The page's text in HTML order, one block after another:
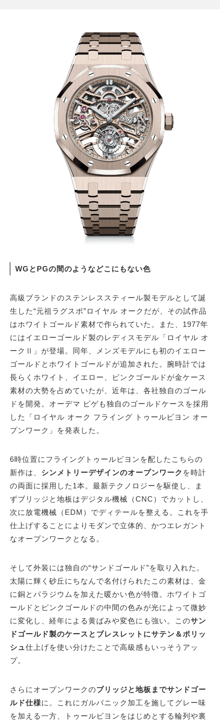
WGとPGの間のようなどこにもない色
高級ブランドのステンレススティール製モデルとして誕
生した“元祖ラグスポ”ロイヤル オークだが、その試作品
はホワイトゴールド素材で作られていた。また、1977年
にはイエローゴールド製のレディスモデル「ロイヤル オ
ークⅡ」が登場。同年、メンズモデルにも初のイエロー
ゴールドとホワイトゴールドが追加された。腕時計では
長らくホワイト、イエロー、ピンクゴールドが金ケース
素材の大勢を占めていたが、近年は、各社独自のゴール
ドを開発。オーデマ ピゲも独自のゴールドケースを採用
した「ロイヤル オーク フライング トゥールビヨン オー
プンワーク」を発表した。
6時位置にフライングトゥールビヨンを配したこちらの
新作は、 シンメトリーデザインのオープンワーク を時計
の両面に採用した1本。最新テクノロジーを駆使し、ま
ずブリッジと地板はデジタル機械（CNC）でカットし、
次に放電機械（EDM）でディテールを整える。これを手
仕上げすることによりモダンで立体的、かつエレガント
なオープンワークとなる。
そして外装には独自の“サンドゴールド”を取り入れた。
太陽に輝く砂丘にちなんで名付けられたこの素材は、金
に銅とパラジウムを加えた暖かい色が特徴。ホワイトゴ
ールドとピンクゴールドの中間の色みが光によって微妙
に変化し、経年による黄ばみや変色にも強い。このサン
ドゴールド製のケースとブレスレットにサテン＆ポリッ
シュ仕上げを使い分けたことで高級感もいっそうアッ
プ。
さらにオープンワークのブリッジと地板までサンドゴー
ルド仕様に。これにガルバニック加工を施してグレー味
を加える一方、トゥールビヨンをはじめとする輪列や裏